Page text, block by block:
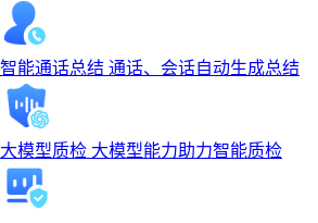
智能通话总结 通话、会话自动生成总结
大模型质检 大模型能力助力智能质检